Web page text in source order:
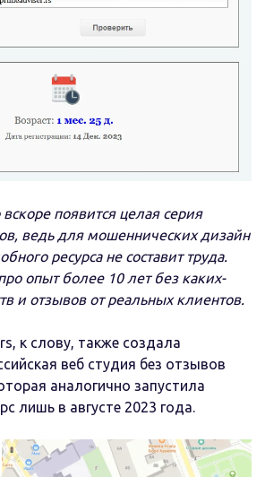
появится целая серия
ведь для мошеннических дизайн
ресурса не составит труда.
опыт более 10 лет без каких-
и отзывов от реальных клиентов.
к слову, также создала
веб студия без отзывов
аналогично запустила
лишь в августе 2023 года.